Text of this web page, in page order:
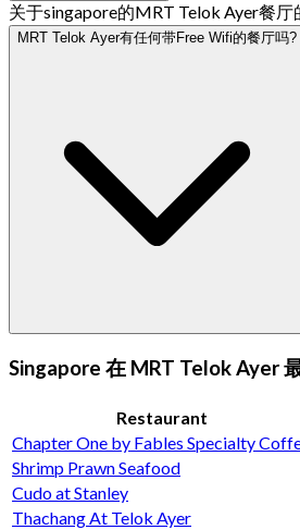
关于singapore的MRT Telok Ayer餐厅
MRT Telok Ayer有任何带Free Wifi的餐厅吗?
Singapore 在 MRT Telok Ayer
Restaurant
Chapter One by Fables Specialty
Shrimp Prawn Seafood
Cudo at Stanley
Thachang At Telok Ayer